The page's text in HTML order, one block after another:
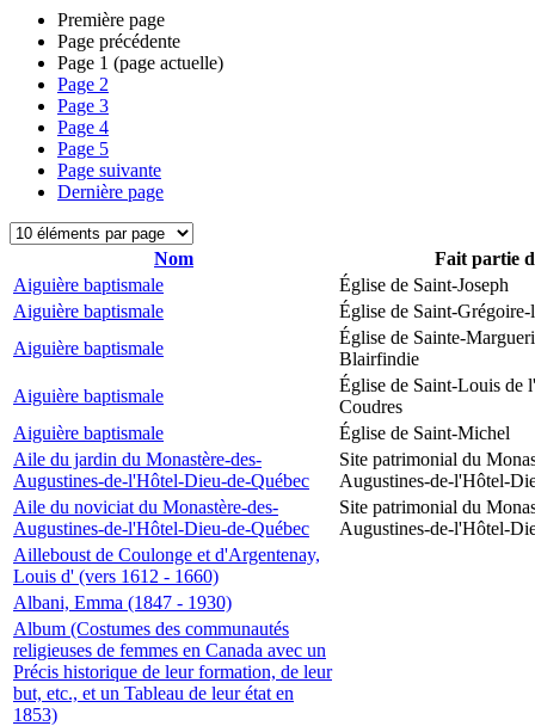
Première page
Page précédente
Page 1 (page actuelle)
Page 2
Page 3
Page 4
Page 5
Page suivante
Dernière page
Nom
Fait partie
Aiguière baptismale
Église de Saint-Joseph
Aiguière baptismale
Église de Saint-
Aiguière baptismale
Église de Sainte-
Blairfindie
Aiguière baptismale
Église de Saint-Louis de
Coudres
Aiguière baptismale
Église de Saint-Michel
Aile du jardin du Monastère-des-
Augustines-de-l'Hôtel-Dieu-de-Québec
Site patrimonial du
Augustines-de-l'Hôtel-
Aile du noviciat du Monastère-des-
Augustines-de-l'Hôtel-Dieu-de-Québec
Site patrimonial du
Augustines-de-l'Hôtel-
Ailleboust de Coulonge et d'Argentenay,
Louis d' (vers 1612 - 1660)
Albani, Emma (1847 - 1930)
Album (Costumes des communautés
religieuses de femmes en Canada avec un
Précis historique de leur formation, de leur
but, etc., et un Tableau de leur état en
1853)